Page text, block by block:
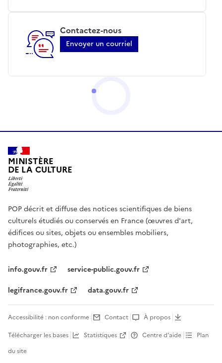
Contactez-nous
Envoyer un courriel
MINISTÈRE
DE LA CULTURE
POP décrit et diffuse des notices scientifiques de biens
culturels étudiés ou conservés en France (œuvres d'art,
édifices ou sites, objets ou ensembles mobiliers,
photographies, etc.)
info.gouv.fr
service-public.gouv.fr
legifrance.gouv.fr
data.gouv.fr
Accessibilité : non conforme Contact
À propos
Télécharger les bases
Statistiques Centre d’aide
Plan
du site